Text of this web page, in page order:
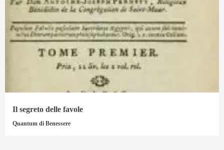
Il segreto delle favole
Quantum di Benessere